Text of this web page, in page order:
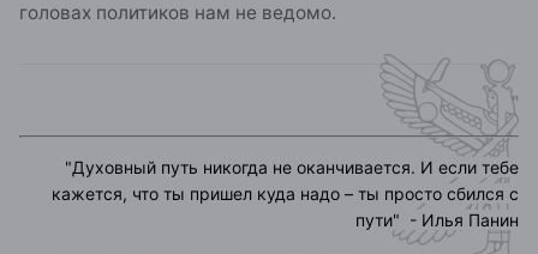
головах политиков нам не ведомо.
"
"Духовный путь никогда не оканчивается. И если тебе
кажется, что ты пришел куда надо – ты просто сбился с
пути" - Илья Панин